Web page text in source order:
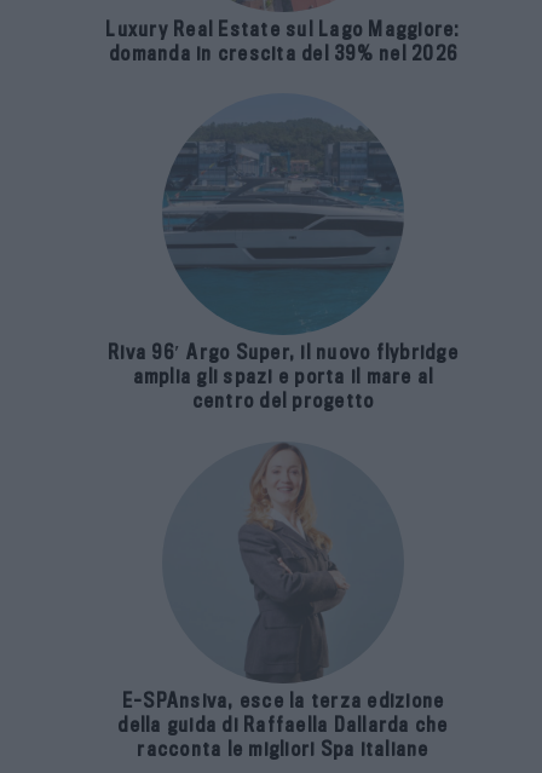
Luxury Real Estate sul Lago Maggiore:
domanda in crescita del 39% nel 2026
Riva 96′ Argo Super, il nuovo flybridge
amplia gli spazi e porta il mare al
centro del progetto
E-SPAnsiva, esce la terza edizione
della guida di Raffaella Dallarda che
racconta le migliori Spa italiane